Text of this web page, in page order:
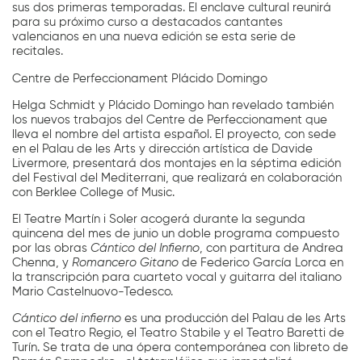
sus dos primeras temporadas. El enclave cultural reunirá
para su próximo curso a destacados cantantes
valencianos en una nueva edición se esta serie de
recitales.
Centre de Perfeccionament Plácido Domingo
Helga Schmidt y Plácido Domingo han revelado también
los nuevos trabajos del Centre de Perfeccionament que
lleva el nombre del artista español. El proyecto, con sede
en el Palau de les Arts y dirección artística de Davide
Livermore, presentará dos montajes en la séptima edición
del Festival del Mediterrani, que realizará en colaboración
con Berklee College of Music.
El Teatre Martín i Soler acogerá durante la segunda
quincena del mes de junio un doble programa compuesto
por las obrasCántico del Infierno , con partitura de Andrea
Chenna, yRomancero Gitano de Federico García Lorca en
la transcripción para cuarteto vocal y guitarra del italiano
Mario Castelnuovo-Tedesco.
Cántico del infiernoes una producción del Palau de les Arts
con el Teatro Regio, el Teatro Stabile y el Teatro Baretti de
Turín. Se trata de una ópera contemporánea con libreto de